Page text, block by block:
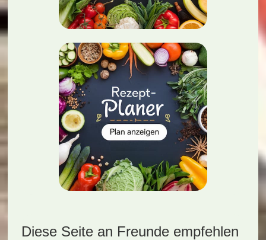
Diese Seite an Freunde empfehlen